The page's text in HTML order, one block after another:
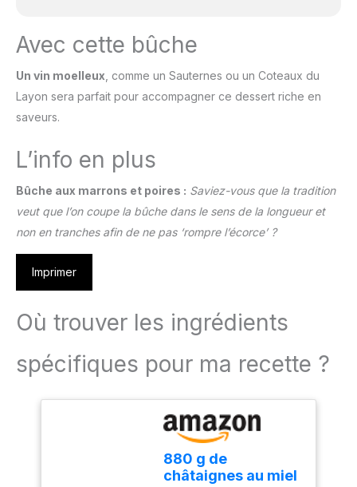
Avec cette bûche
Un vin moelleux, comme un Sauternes ou un Coteaux du
Layon sera parfait pour accompagner ce dessert riche en
saveurs.
L’info en plus
Bûche aux marrons et poires : Saviez-vous que la tradition
veut que l’on coupe la bûche dans le sens de la longueur et
non en tranches afin de ne pas ‘rompre l’écorce’ ?
Imprimer
Où trouver les ingrédients
spécifiques pour ma recette ?
880 g de
châtaignes au miel